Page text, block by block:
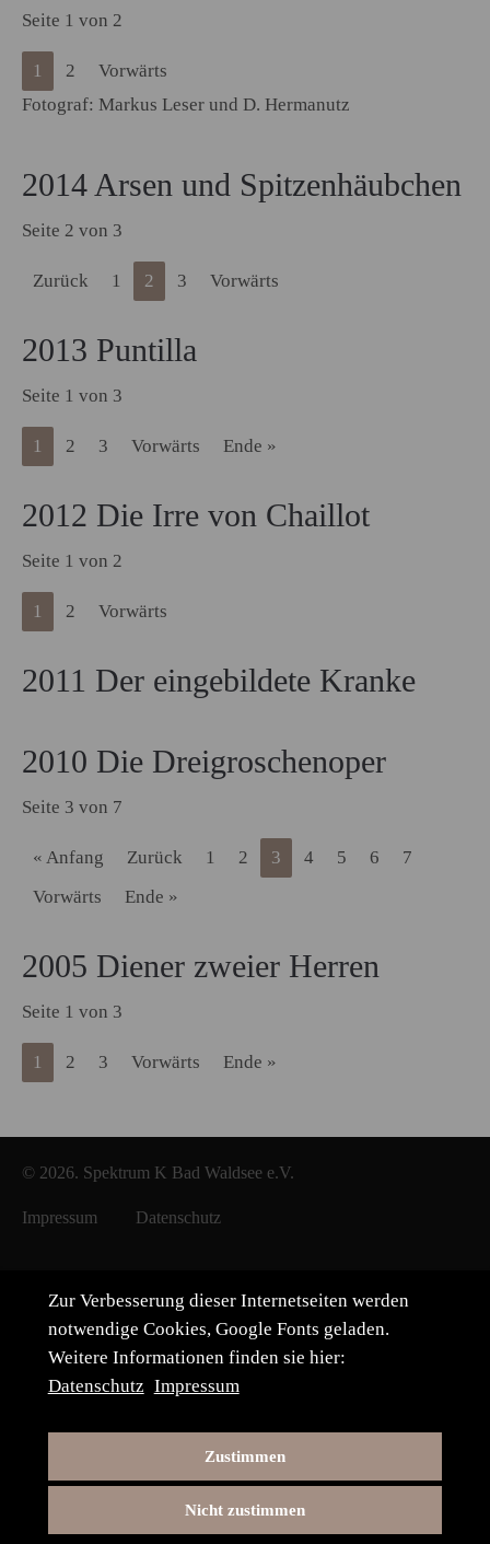
Seite 1 von 2
1 2
Vorwärts
Fotograf: Markus Leser und D. Hermanutz
2014 Arsen und Spitzenhäubchen
Seite 2 von 3
Zurück 1 2 3 Vorwärts
2013 Puntilla
Seite 1 von 3
1 2 3 Vorwärts Ende »
2012 Die Irre von Chaillot
Seite 1 von 2
1 2 Vorwärts
2011 Der eingebildete Kranke
2010 Die Dreigroschenoper
Seite 3 von 7
« Anfang Zurück 1 2 3 4 5 6
7
Vorwärts
Ende »
2005 Diener zweier Herren
Seite 1 von 3
1 2 3 Vorwärts Ende »
© 2026. Spektrum K Bad Waldsee e.V.
Impressum Datenschutz
Zur Verbesserung dieser Internetseiten werden
notwendige Cookies, Google Fonts geladen.
Weitere Informationen finden sie hier:
Datenschutz Impressum
Zustimmen
Nicht zustimmen